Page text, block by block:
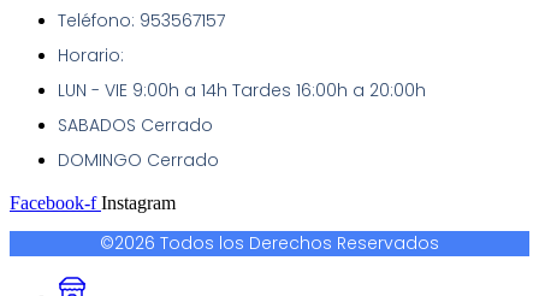
Teléfono: 953567157
Horario:
LUN - VIE 9:00h a 14h Tardes 16:00h a 20:00h
SABADOS Cerrado
DOMINGO Cerrado
Facebook-f Instagram
©2026 Todos los Derechos Reservados